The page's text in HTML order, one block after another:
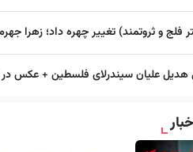
و ثروتمند) تغییر چهره داد؛ زهرا جهرمی در
هدیل علیان سیندرلای فلسطین + عکس در